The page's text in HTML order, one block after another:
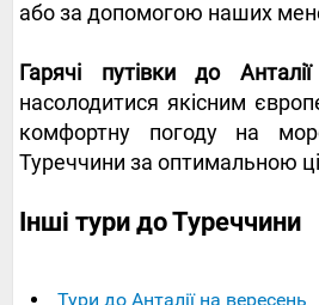
або за допомогою наших
Гарячі путівки до
насолодитися якісним
комфортну погоду на
Туреччини за оптимальною
Інші тури до Туреччини
Тури до Анталії на вересень